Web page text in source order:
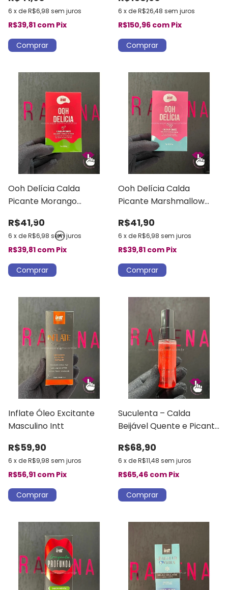
6 xdeR$6,98 sem juros
R$39,81 com Pix
6 xdeR$26,48 sem juros
R$150,96 com Pix
Ooh Delícia Calda
Picante Morango
R$41,90
6 xdeR$6,98 sem juros
R$39,81 com Pix
Ooh Delícia Calda
Picante Marshmallow
R$41,90
6 xdeR$6,98 sem juros
R$39,81 com Pix
Inflate Óleo Excitante
Masculino Intt
R$59,90
6 xdeR$9,98 sem juros
R$56,91 com Pix
Suculenta – Calda
Beijável Quente e Picante
Merengue
R$68,90
6 xdeR$11,48 sem juros
R$65,46 com Pix